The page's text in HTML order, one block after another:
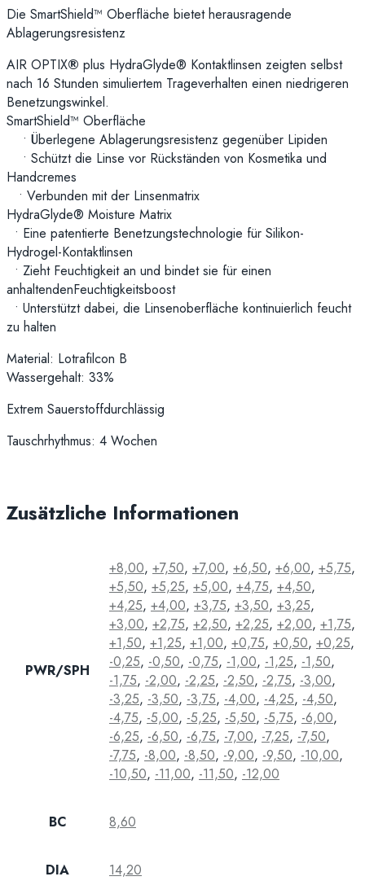
Die SmartShield™ Oberfläche bietet herausragende
Ablagerungsresistenz
AIR OPTIX® plus HydraGlyde® Kontaktlinsen zeigten selbst
nach 16 Stunden simuliertem Trageverhalten einen niedrigeren
Benetzungswinkel.
SmartShield™ Oberfläche
• Überlegene Ablagerungsresistenz gegenüber Lipiden
• Schützt die Linse vor Rückständen von Kosmetika und
Handcremes
• Verbunden mit der Linsenmatrix
HydraGlyde® Moisture Matrix
• Eine patentierte Benetzungstechnologie für Silikon-
Hydrogel-Kontaktlinsen
• Zieht Feuchtigkeit an und bindet sie für einen
anhaltendenFeuchtigkeitsboost
• Unterstützt dabei, die Linsenoberfläche kontinuierlich feucht
zu halten
Material: Lotrafilcon B
Wassergehalt: 33%
Extrem Sauerstoffdurchlässig
Tauschrhythmus: 4 Wochen
Zusätzliche Informationen
PWR/SPH
+8,00, +7,50, +7,00, +6,50, +6,00, +5,75,
+5,50, +5,25, +5,00, +4,75, +4,50,
+4,25, +4,00, +3,75, +3,50, +3,25,
+3,00, +2,75, +2,50, +2,25, +2,00, +1,75,
+1,50, +1,25, +1,00, +0,75, +0,50, +0,25,
-0,25, -0,50, -0,75, -1,00, -1,25, -1,50,
-1,75, -2,00, -2,25, -2,50, -2,75, -3,00,
-3,25, -3,50, -3,75, -4,00, -4,25, -4,50,
-4,75, -5,00, -5,25, -5,50, -5,75, -6,00,
-6,25, -6,50, -6,75, -7,00, -7,25, -7,50,
-7,75, -8,00, -8,50, -9,00, -9,50, -10,00,
-10,50, -11,00, -11,50, -12,00
BC 8,60
DIA 14,20